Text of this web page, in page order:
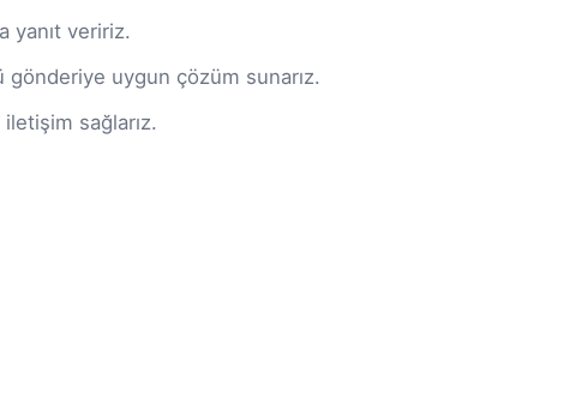
yanıt veririz.
uygun çözüm sunarız.
sağlarız.